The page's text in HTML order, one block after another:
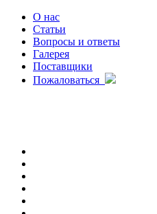
О нас
Статьи
Вопросы и ответы
Галерея
Поставщики
Пожаловаться